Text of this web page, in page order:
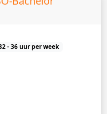
- 36 uur per week